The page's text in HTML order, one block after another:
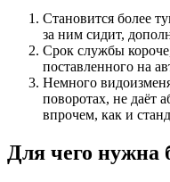
Становится более
за ним сидит,
Срок службы
поставленного на
Немного
поворотах, не даёт
впрочем, как и
Для чего нужна